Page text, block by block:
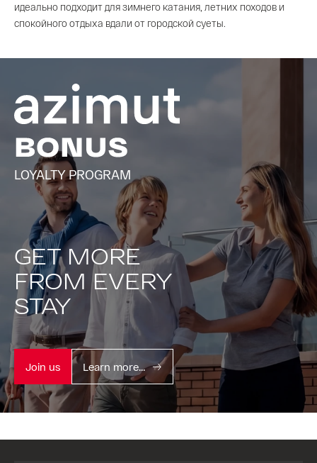
идеально подходит для зимнего катания, летних походов и
спокойного отдыха вдали от городской суеты.
LOYALTY PROGRAM
GET MORE
FROM EVERY
STAY
Join us Learn more...